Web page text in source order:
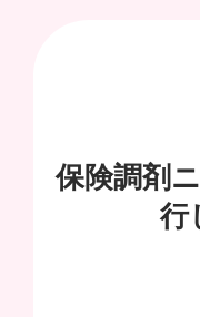
保険調剤
行